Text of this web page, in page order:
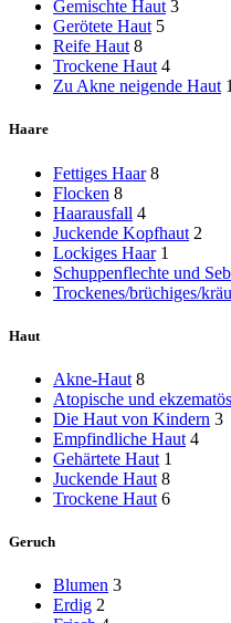
Gemischte Haut 3
Gerötete Haut 5
Reife Haut 8
Trockene Haut 4
Zu Akne neigende Haut
Haare
Fettiges Haar 8
Flocken 8
Haarausfall 4
Juckende Kopfhaut 2
Lockiges Haar 1
Schuppenflechte und
Trockenes/brüchiges/
Haut
Akne-Haut 8
Atopische und
Die Haut von Kindern 3
Empfindliche Haut 4
Gehärtete Haut 1
Juckende Haut 8
Trockene Haut 6
Geruch
Blumen 3
Erdig 2